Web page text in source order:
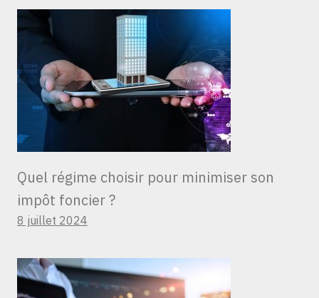
Quel régime choisir pour minimiser son
impôt foncier ?
8 juillet 2024